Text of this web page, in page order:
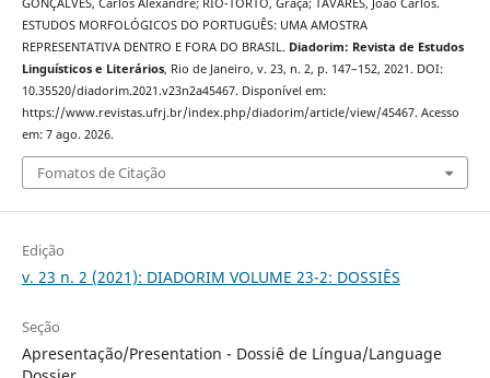
ESTUDOS MORFOLÓGICOS DO PORTUGUÊS: UMA AMOSTRA
REPRESENTATIVA DENTRO E FORA DO BRASIL. Diadorim: Revista de Estudos
Linguísticos e Literários, Rio de Janeiro, v. 23, n. 2, p. 147–152, 2021. DOI:
10.35520/diadorim.2021.v23n2a45467. Disponível em:
https://www.revistas.ufrj.br/index.php/diadorim/article/view/45467. Acesso
em: 7 ago. 2026.
Fomatos de Citação
Edição
v. 23 n. 2 (2021): DIADORIM VOLUME 23-2: DOSSIÊS
Seção
Apresentação/Presentation - Dossiê de Língua/Language